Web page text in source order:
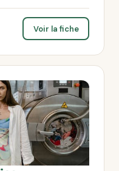
Voir la fiche